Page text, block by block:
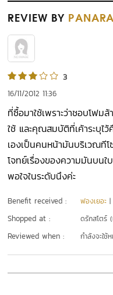
REVIEW BY
3
16/11/2012 11:36
ที่ซื้อมาใช้เพราะว่าชอบโฟ
ใช้ และคุณสมบัติที่เค้าระบุ
เองเป็นคนหน้ามันบริเวณที
โจทย์เรื่องของความมันบนใ
พอใจในระดับนึงค่ะ
Benefit received : ฟองเยอะ
Shopped at : ดรักสโตร์
Reviewed when : กำลังจะใช้